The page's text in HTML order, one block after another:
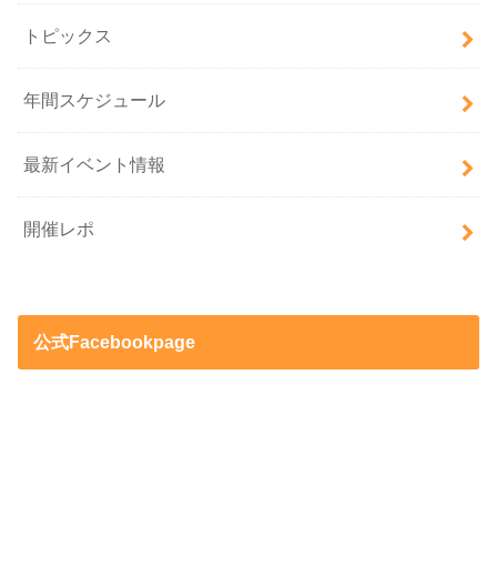
トピックス
年間スケジュール
最新イベント情報
開催レポ
公式Facebookpage